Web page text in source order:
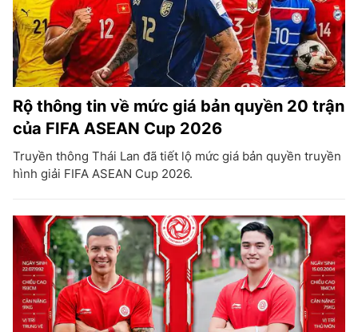
Rộ thông tin về mức giá bản quyền 20 trận
của FIFA ASEAN Cup 2026
Truyền thông Thái Lan đã tiết lộ mức giá bản quyền truyền
hình giải FIFA ASEAN Cup 2026.